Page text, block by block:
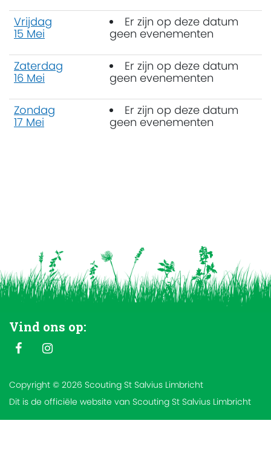
Vrijdag
15 Mei
Er zijn op deze datum
geen evenementen
Zaterdag
16 Mei
Er zijn op deze datum
geen evenementen
Zondag
17 Mei
Er zijn op deze datum
geen evenementen
Vind ons op:
Copyright © 2026 Scouting St Salvius Limbricht
Dit is de officiële website van Scouting St Salvius Limbricht